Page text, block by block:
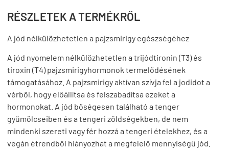
RÉSZLETEK A TERMÉKRŐL
A jód nélkülözhetetlen a pajzsmirigy egészségéhez
A jód nyomelem nélkülözhetetlen a trijódtironin (T3) és
tiroxin (T4) pajzsmirigyhormonok termelődésének
támogatásához. A pajzsmirigy aktívan szívja fel a jodidot a
vérből, hogy előállítsa és felszabadítsa ezeket a
hormonokat. A jód bőségesen található a tenger
gyümölcseiben és a tengeri zöldségekben, de nem
mindenki szereti vagy fér hozzá a tengeri ételekhez, és a
vegán étrendből hiányozhat a megfelelő mennyiségű jód.